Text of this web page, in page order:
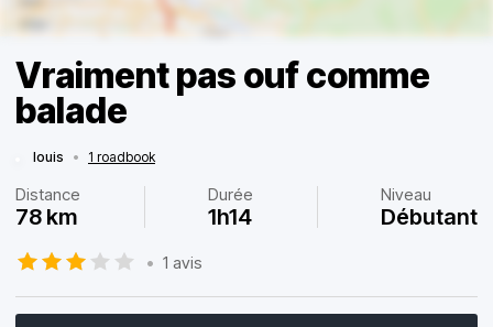
Vraiment pas ouf comme
balade
louis • 1 roadbook
Distance
78 km
Durée
1h14
Niveau
Débutant
• 1 avis